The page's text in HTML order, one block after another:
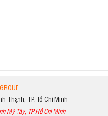
Thạnh, TP.Hồ Chí Minh
Mỹ Tây, TP.Hồ Chí Minh